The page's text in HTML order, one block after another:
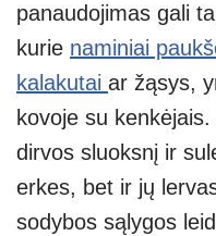
panaudojimas gali
kurie naminiai
kalakutai ar žąsys,
kovoje su
dirvos sluoksnį ir
erkes, bet ir jų
sodybos sąlygos